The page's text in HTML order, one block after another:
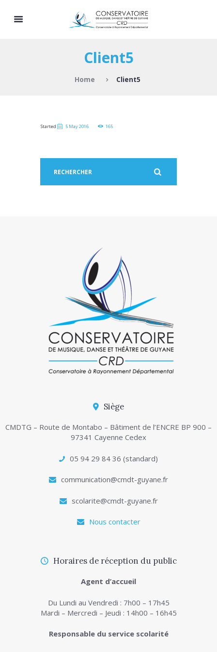
Client5
Home Client5
Started 5 May 2016 165
Siège
CMDTG – Route de Montabo – Bâtiment de l’ENCRE BP 900 –
97341 Cayenne Cedex
05 94 29 84 36 (standard)
communication@cmdt-guyane.fr
scolarite@cmdt-guyane.fr
Nous contacter
Horaires de réception du public
Agent d’accueil
Du Lundi au Vendredi : 7h00 – 17h45
Mardi – Mercredi – Jeudi : 14h00 – 16h45
Responsable du service scolarité